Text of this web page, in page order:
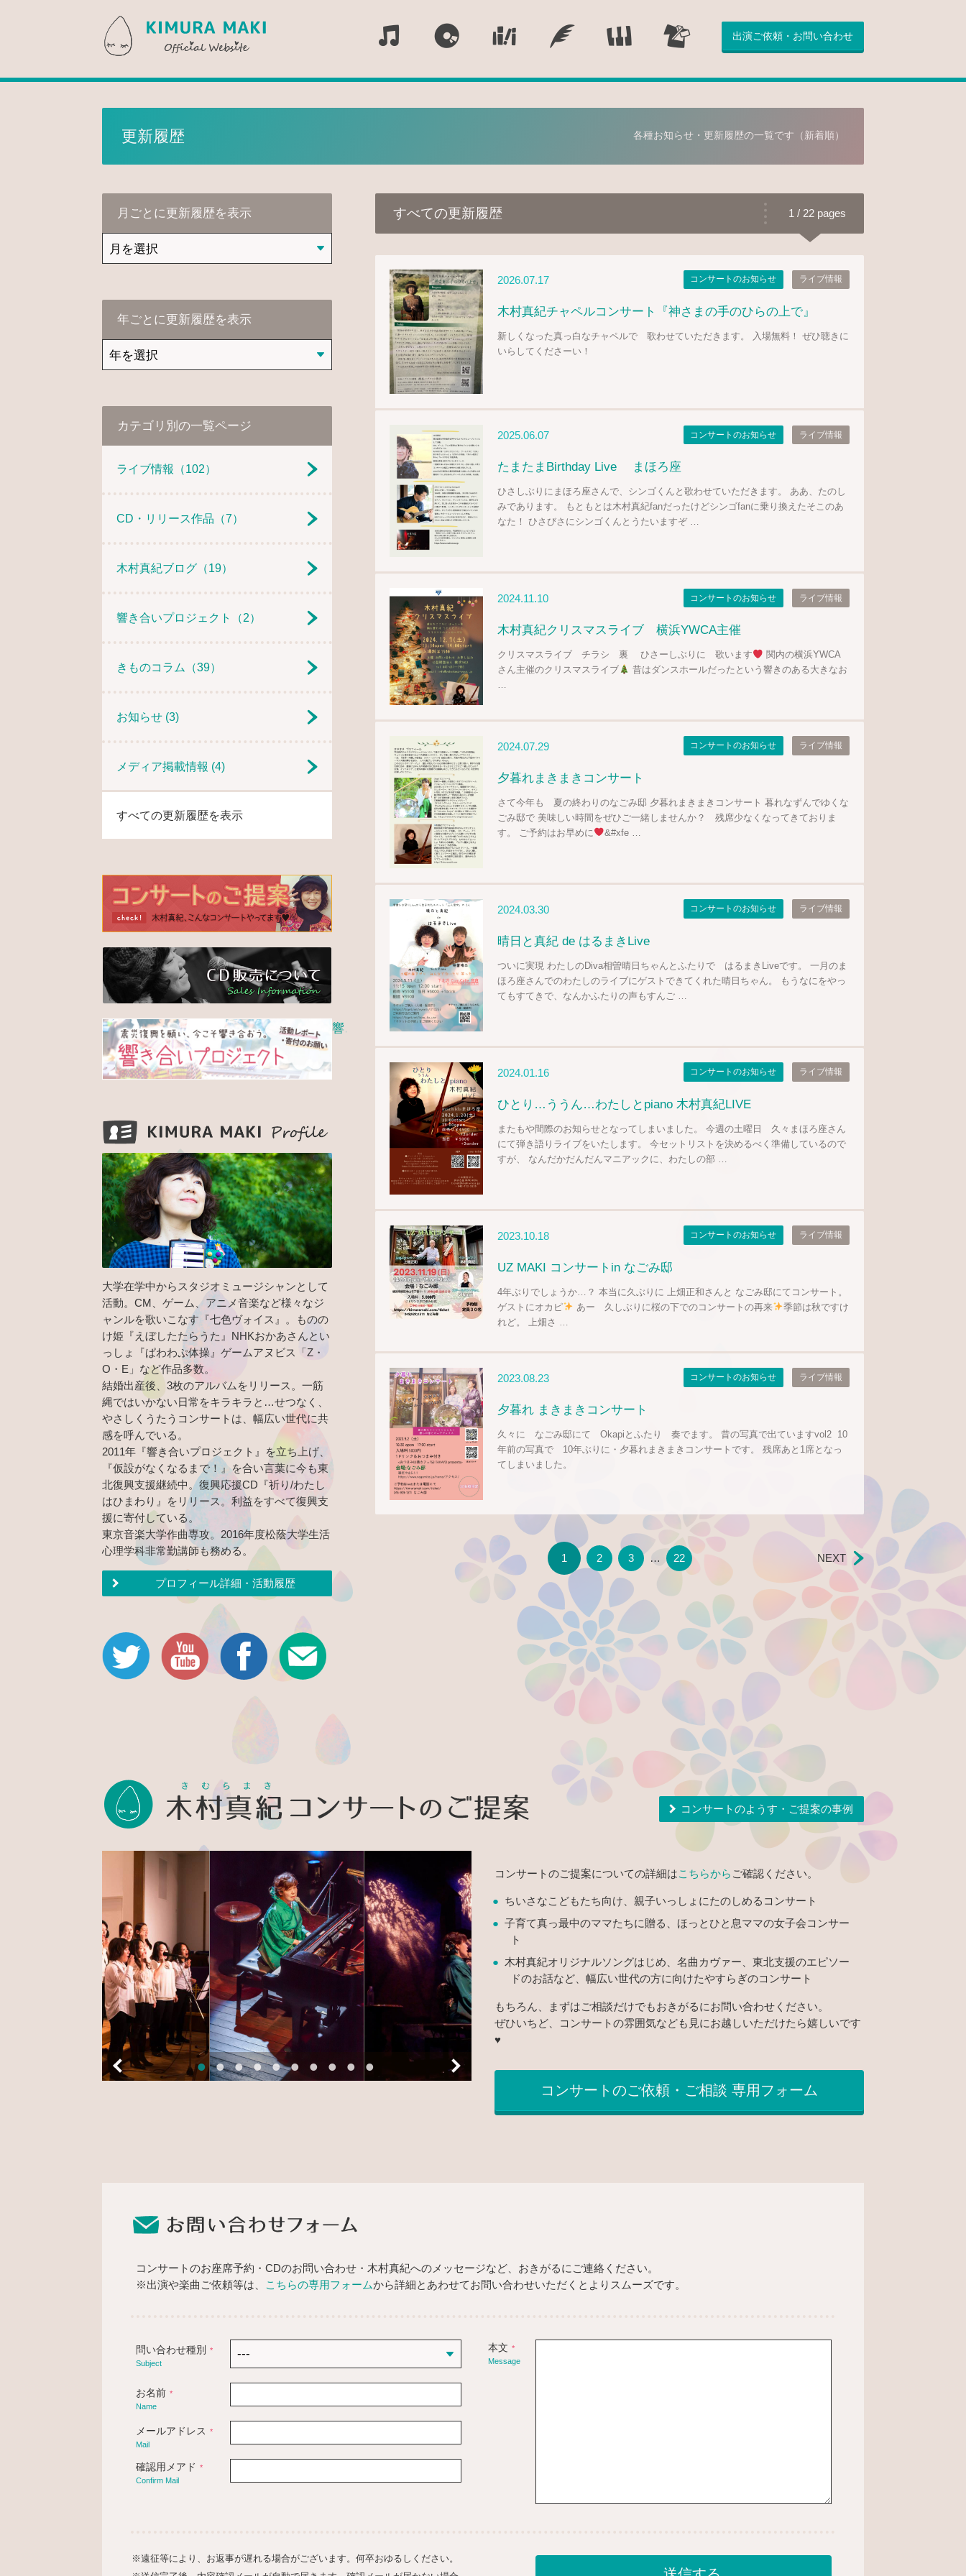
木村真紀 Official Website 出演ご依頼・お問い合わせ
更新履歴 各種お知らせ・更新履歴の一覧です（新着順）
すべての更新履歴 1 / 22 pages
2026.07.17 コンサートのお知らせ ライブ情報
木村真紀チャペルコンサート『神さまの手のひらの上で』
新しくなった真っ白なチャペルで 歌わせていただきます。 入場無料！ ぜひ聴きに
いらしてくださーい！
2025.06.07 コンサートのお知らせ ライブ情報
たまたまBirthday Live まほろ座
ひさしぶりにまほろ座さんで、シンゴくんと歌わせていただきます。 ああ、たのし
みであります。 もともとは木村真紀fanだったけどシンゴfanに乗り換えたそこのあ
なた！ ひさびさにシンゴくんとうたいますぞ …
2024.11.10 コンサートのお知らせ ライブ情報
木村真紀クリスマスライブ 横浜YWCA主催
クリスマスライブ チラシ 裏 ひさーしぶりに 歌います
関内の横浜YWCA
さん主催のクリスマスライブ
昔はダンスホールだったという響きのある大きなお
…
2024.07.29 コンサートのお知らせ ライブ情報
夕暮れまきまきコンサート
さて今年も 夏の終わりのなごみ邸 夕暮れまきまきコンサート 暮れなずんでゆくな
ごみ邸で 美味しい時間をぜひご一緒しませんか？ 残席少なくなってきておりま
す。 ご予約はお早めに
&#xfe …
2024.03.30 コンサートのお知らせ ライブ情報
晴日と真紀 de はるまきLive
ついに実現 わたしのDiva相曽晴日ちゃんとふたりで はるまきLiveです。 一月のま
ほろ座さんでのわたしのライブにゲストできてくれた晴日ちゃん。 もうなにをやっ
てもすてきで、なんかふたりの声もすんご …
2024.01.16 コンサートのお知らせ ライブ情報
ひとり…ううん…わたしとpiano 木村真紀LIVE
またもや間際のお知らせとなってしまいました。 今週の土曜日 久々まほろ座さん
にて弾き語りライブをいたします。 今セットリストを決めるべく準備しているので
すが、 なんだかだんだんマニアックに、わたしの部 …
2023.10.18 コンサートのお知らせ ライブ情報
UZ MAKI コンサートin なごみ邸
4年ぶりでしょうか…？ 本当に久ぶりに 上畑正和さんと なごみ邸にてコンサート。
ゲストにオカピ
あー 久しぶりに桜の下でのコンサートの再来
季節は秋ですけ
れど。 上畑さ …
2023.08.23 コンサートのお知らせ ライブ情報
夕暮れ まきまきコンサート
久々に なごみ邸にて Okapiとふたり 奏でます。 昔の写真で出ていますvol2 10
年前の写真で 10年ぶりに・夕暮れまきまきコンサートです。 残席あと1席となっ
てしまいました。
1 2 3 … 22 NEXT
月ごとに更新履歴を表示
年ごとに更新履歴を表示
カテゴリ別の一覧ページ
ライブ情報 （102）
CD・リリース作品 （7）
木村真紀ブログ （19）
響き合いプロジェクト （2）
きものコラム （39）
お知らせ (3)
メディア掲載情報 (4)
すべての更新履歴を表示
響き合いプロジェクト活動 ご報告・寄付のお願い
KIMURA MAKI Profile
大学在学中からスタジオミュージシャンとして
活動。CM、ゲーム、アニメ音楽など様々なジ
ャンルを歌いこなす『七色ヴォイス』。ものの
け姫『えぼしたたらうた』NHKおかあさんとい
っしょ『ぱわわぷ体操』ゲームアヌビス「Z・
O・E」など作品多数。
結婚出産後、3枚のアルバムをリリース。一筋
縄ではいかない日常をキラキラと…せつなく、
やさしくうたうコンサートは、幅広い世代に共
感を呼んでいる。
2011年『響き合いプロジェクト』を立ち上げ、
『仮設がなくなるまで！』を合い言葉に今も東
北復興支援継続中。復興応援CD『祈り/わたし
はひまわり』をリリース。利益をすべて復興支
援に寄付している。
東京音楽大学作曲専攻。2016年度松蔭大学生活
心理学科非常勤講師も務める。
プロフィール詳細・活動履歴
Twitter Youtube公式チャンネル
Facebook
木村真紀コンサートのご提案
コンサートのようす・ご提案の事例
コンサートのご提案についての詳細はこちらから ご確認ください。
ちいさなこどもたち向け、親子いっしょにたのしめるコンサート
子育て真っ最中のママたちに贈る、ほっとひと息ママの女子会コンサー
ト
木村真紀オリジナルソングはじめ、名曲カヴァー、東北支援のエピソー
ドのお話など、幅広い世代の方に向けたやすらぎのコンサート
もちろん、まずはご相談だけでもおきがるにお問い合わせください。
ぜひいちど、コンサートの雰囲気なども見にお越しいただけたら嬉しいです
♥
コンサートのご依頼・ご相談 専用フォーム
コンサートのお座席予約・CDのお問い合わせ・木村真紀へのメッセージなど、おきがるにご連絡ください。
※出演や楽曲ご依頼等は、 こちらの専用フォームから詳細とあわせてお問い合わせいただくとよりスムーズです。
問い合わせ種別
*
Subject
お名前 *
Name
メールアドレス *
Mail
確認用メアド *
Confirm Mail
本文 *
Message
※遠征等により、お返事が遅れる場合がございます。何卒おゆるしください。